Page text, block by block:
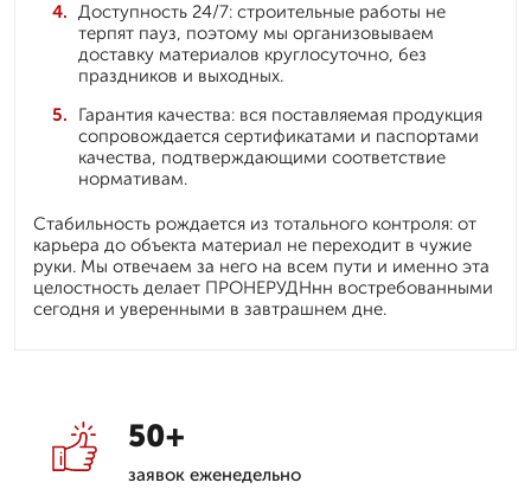
Доступность 24/7: строительные работы не
терпят пауз, поэтому мы организовываем
доставку материалов круглосуточно, без
праздников и выходных.
Гарантия качества: вся поставляемая продукция
сопровождается сертификатами и паспортами
качества, подтверждающими соответствие
нормативам.
Стабильность рождается из тотального контроля: от
карьера до объекта материал не переходит в чужие
руки. Мы отвечаем за него на всем пути и именно эта
целостность делает ПРОНЕРУДНнн востребованными
сегодня и уверенными в завтрашнем дне.
50+
заявок еженедельно